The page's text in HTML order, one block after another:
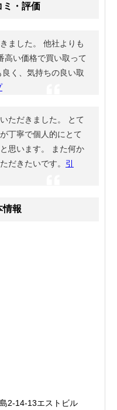
ミ・評価
ました。 他社よりも
高い価格で買い取って
く、気持ちの良い取
ただきました。 とて
丁寧で個人的にとて
思います。 また何か
だきたいです。 引
情報
2-14-13エストビル